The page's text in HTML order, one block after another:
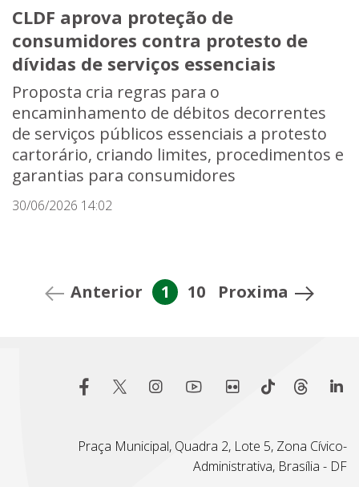
CLDF aprova proteção de
consumidores contra protesto de
dívidas de serviços essenciais
Proposta cria regras para o
encaminhamento de débitos decorrentes
de serviços públicos essenciais a protesto
cartorário, criando limites, procedimentos e
garantias para consumidores
30/06/2026 14:02
Anterior 1 10 Proxima
Praça Municipal, Quadra 2, Lote 5, Zona Cívico-
Administrativa, Brasília - DF